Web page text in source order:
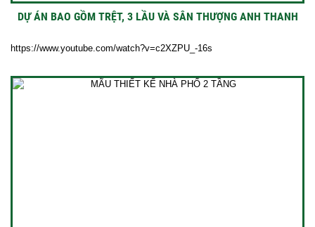
DỰ ÁN BAO GỒM TRỆT, 3 LẦU VÀ SÂN THƯỢNG ANH THANH
https://www.youtube.com/watch?v=c2XZPU_-16s